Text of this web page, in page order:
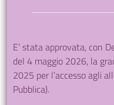
E’ stata approvata, con
del 4 maggio 2026, la
2025 per l’accesso agli
Pubblica).